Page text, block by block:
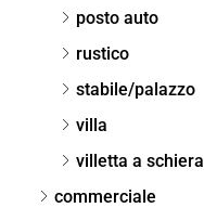
posto auto
rustico
stabile/palazzo
villa
villetta a schiera
commerciale